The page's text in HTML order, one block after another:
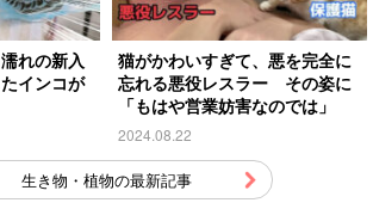
れの新入
インコが
猫がかわいすぎて、悪を完全に
忘れる悪役レスラー その姿に
「もはや営業妨害なのでは」
2024.08.22
生き物・植物の最新記事